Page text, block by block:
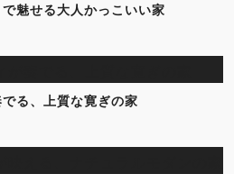
魅せる大人かっこいい家
る、上質な寛ぎの家